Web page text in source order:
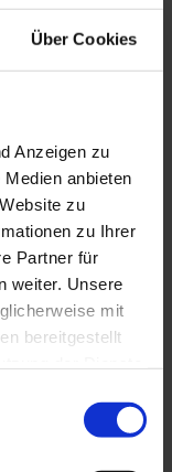
Über Cookies
Anzeigen zu
anbieten
zu
zu Ihrer
Partner für
weiter. Unsere
mit
bereitgestellt
€